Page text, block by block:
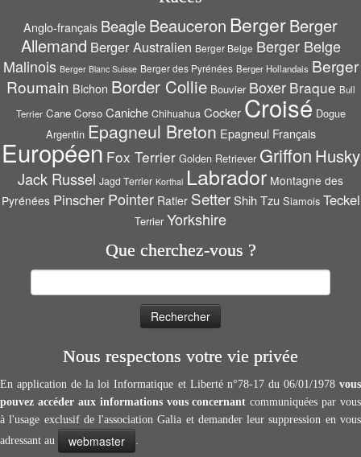
Anglo-français BeagleBeauceron BergerBerger
Allemand Berger Australien Berger Belge Berger Belge
Malinois Berger Blanc Suisse Berger des Pyrénées Berger Hollandais Berger
Roumain Bichon Border Collie Bouvier Boxer Braque Bull
Terrier Cane Corso Caniche Chihuahua Cocker Croisé Dogue
Argentin Epagneul Breton Epagneul Français
Européen Fox Terrier Golden Retriever Griffon Husky
Jack Russel Jagd Terrier Korthal Labrador Montagne des
Pyrénées Pinscher Pointer Ratier Setter Shih Tzu Siamois Teckel
Terrier Yorkshire
Que cherchez-vous ?
Nous respectons votre vie privée
En application de la loi Informatique et Liberté n°78-17 du 06/01/1978 vous
pouvez accéder aux informations vous concernantcommuniquées par vous
à l'usage exclusif de l'association Galia et demander leur suppression en vous
adressant au
webmaster